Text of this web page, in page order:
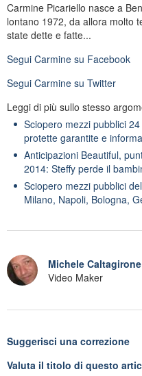
Carmine Picariello nasce a
lontano 1972, da allora molto
state dette e fatte...
Segui Carmine su Facebook
Segui Carmine su Twitter
Leggi di più sullo stesso
Sciopero mezzi pubblici
protette garantite e
Anticipazioni Beautiful,
2014: Steffy perde il
Sciopero mezzi pubblici
Milano, Napoli, Bologna,
Michele Caltagirone
Video Maker
Suggerisci una correzione
Valuta il titolo di questo